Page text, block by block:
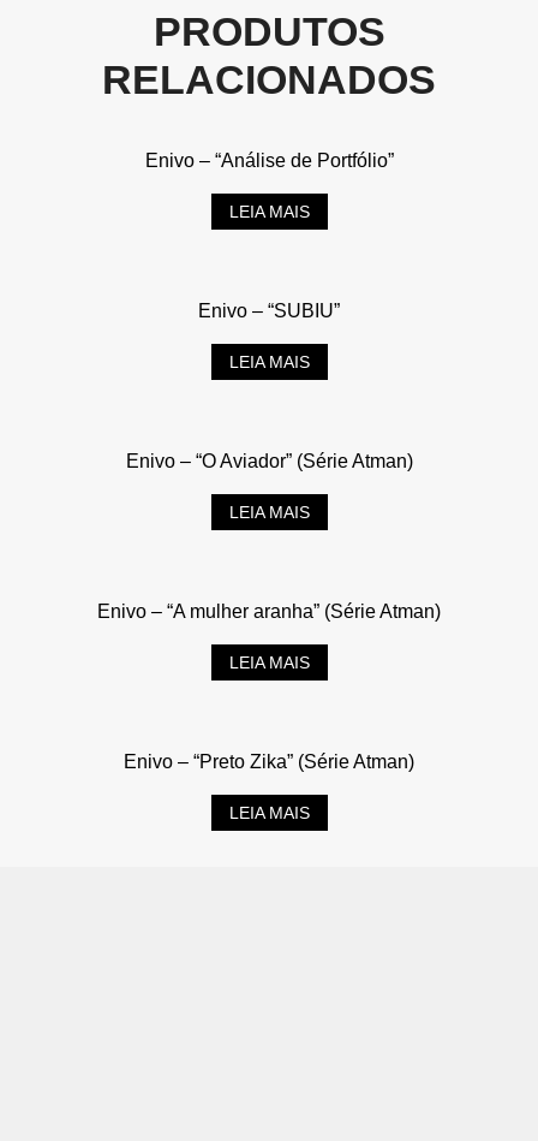
PRODUTOS
RELACIONADOS
Enivo – “Análise de Portfólio”
LEIA MAIS
Enivo – “SUBIU”
LEIA MAIS
Enivo – “O Aviador” (Série Atman)
LEIA MAIS
Enivo – “A mulher aranha” (Série Atman)
LEIA MAIS
Enivo – “Preto Zika” (Série Atman)
LEIA MAIS